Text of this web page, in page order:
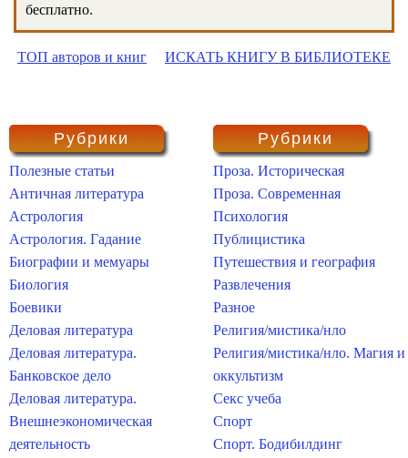
бесплатно.
ТОП авторов и книг ИСКАТЬ КНИГУ В БИБЛИОТЕКЕ
Рубрики
Полезные статьи
Античная литература
Астрология
Астрология. Гадание
Биографии и мемуары
Биология
Боевики
Деловая литература
Деловая литература.
Банковское дело
Деловая литература.
Внешнеэкономическая
деятельность
Рубрики
Проза. Историческая
Проза. Современная
Психология
Публицистика
Путешествия и география
Развлечения
Разное
Религия/мистика/нло
Религия/мистика/нло. Магия и
оккультизм
Секс учеба
Спорт
Спорт. Бодибилдинг